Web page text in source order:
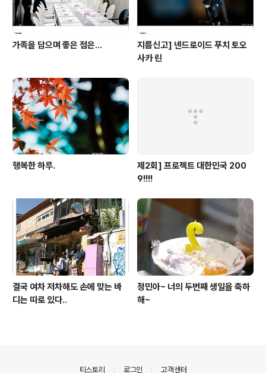
가족을 담으며 좋은 점은...
지름신고] 넨드로이드 푸치 토오
사카 린
행복한 하루.
제2회] 프로젝트 대한민국 200
9!!!!
결국 여차 저차해도 손에 맞는 바
디는 따로 있다..
정민아~ 너의 두번째 생일을 축하
해~
티스토리 로그인 고객센터